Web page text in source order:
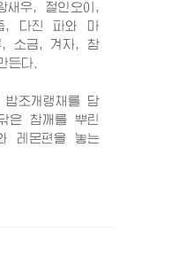
우, 절인오이,
, 다진 파와 마
, 소금, 겨자, 참
든다.
조개랭채를 담
은 참깨를 뿌린
레몬편을 놓는